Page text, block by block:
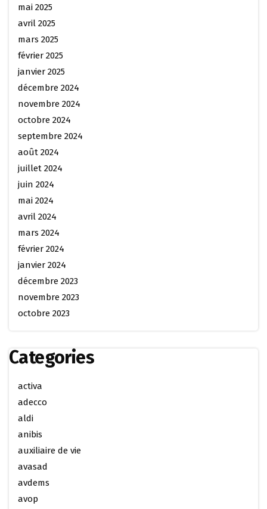
mai 2025
avril 2025
mars 2025
février 2025
janvier 2025
décembre 2024
novembre 2024
octobre 2024
septembre 2024
août 2024
juillet 2024
juin 2024
mai 2024
avril 2024
mars 2024
février 2024
janvier 2024
décembre 2023
novembre 2023
octobre 2023
Categories
activa
adecco
aldi
anibis
auxiliaire de vie
avasad
avdems
avop